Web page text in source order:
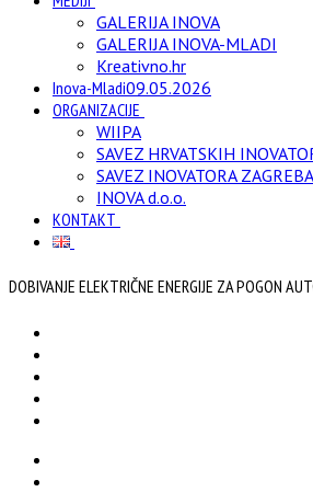
GALERIJA INOVA
GALERIJA INOVA-MLADI
Kreativno.hr
Inova-Mladi09.05.2026
ORGANIZACIJE
WIIPA
SAVEZ HRVATSKIH
SAVEZ INOVATORA ZAGREBA
INOVA d.o.o.
KONTAKT
DOBIVANJE ELEKTRIČNE ENERGIJE ZA POGON